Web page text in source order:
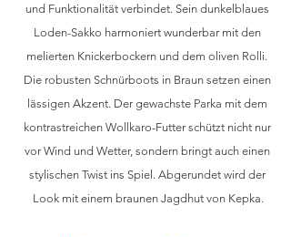
und Funktionalität verbindet. Sein dunkelblaues
Loden-Sakko harmoniert wunderbar mit den
melierten Knickerbockern und dem oliven Rolli.
Die robusten Schnürboots in Braun setzen einen
lässigen Akzent. Der gewachste Parka mit dem
kontrastreichen Wollkaro-Futter schützt nicht nur
vor Wind und Wetter, sondern bringt auch einen
stylischen Twist ins Spiel. Abgerundet wird der
Look mit einem braunen Jagdhut von Kepka.